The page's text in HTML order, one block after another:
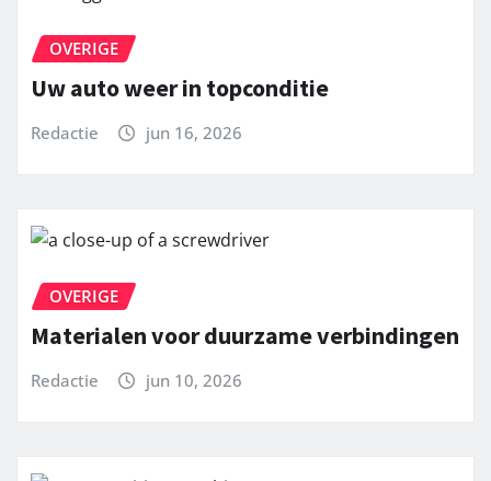
OVERIGE
Uw auto weer in topconditie
Redactie jun 16, 2026
OVERIGE
Materialen voor duurzame verbindingen
Redactie jun 10, 2026